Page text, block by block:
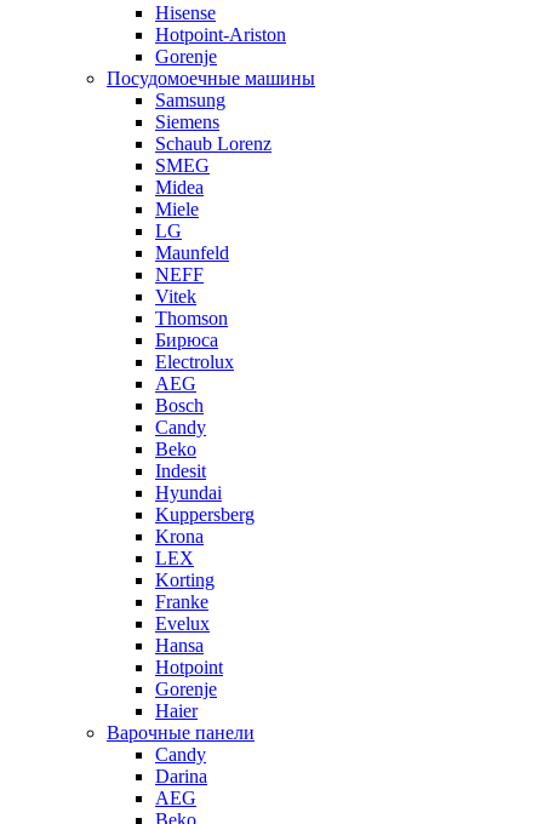
Hisense
Hotpoint-Ariston
Gorenje
Посудомоечные машины
Samsung
Siemens
Schaub Lorenz
SMEG
Midea
Miele
LG
Maunfeld
NEFF
Vitek
Thomson
Бирюса
Electrolux
AEG
Bosch
Candy
Beko
Indesit
Hyundai
Kuppersberg
Krona
LEX
Korting
Franke
Evelux
Hansa
Hotpoint
Gorenje
Haier
Варочные панели
Candy
Darina
AEG